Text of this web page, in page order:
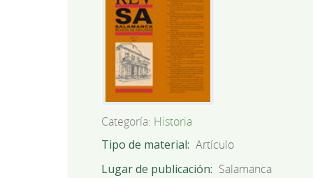
Categoría: Historia
Tipo de material Artículo
Lugar de publicación
Salamanca